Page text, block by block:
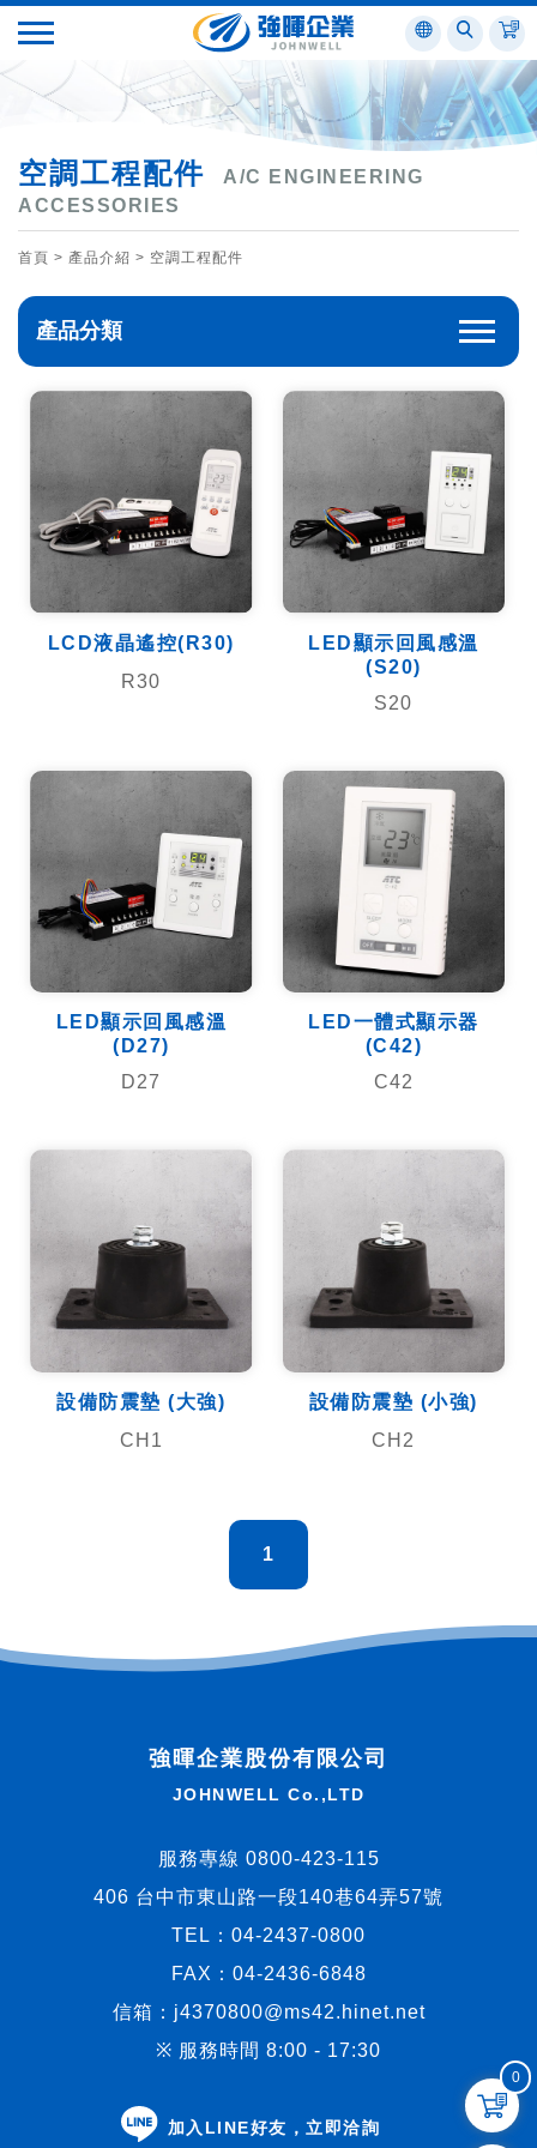
空調工程配件
A/C ENGINEERING
ACCESSORIES
首頁 > 產品介紹 > 空調工程配件
產品分類
LCD液晶遙控(R30)
R30
LED顯示回風感溫
(S20)
S20
LED顯示回風感溫
(D27)
D27
LED一體式顯示器
(C42)
C42
設備防震墊 (大強)
CH1
設備防震墊 (小強)
CH2
1
0
強暉企業股份有限公司
JOHNWELL Co.,LTD
服務專線 0800-423-115
406 台中市東山路一段140巷64弄57號
TEL： 04-2437-0800
FAX：04-2436-6848
信箱： j4370800@ms42.hinet.net
※ 服務時間 8:00 - 17:30
加入LINE好友，立即洽詢